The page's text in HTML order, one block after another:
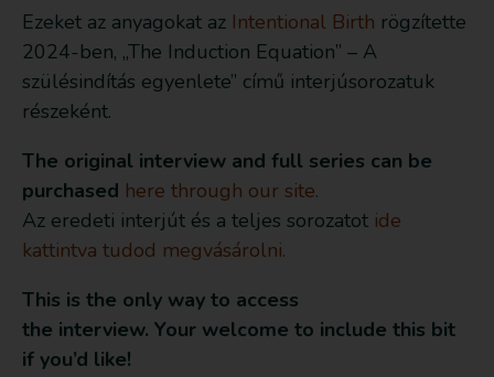
Ezeket az anyagokat az Intentional Birth rögzítette
2024-ben, „The Induction Equation” – A
szülésindítás egyenlete” című interjúsorozatuk
részeként.
The original interview and full series can be
purchased here through our site.
Az eredeti interjút és a teljes sorozatot ide
kattintva tudod megvásárolni.
This is the only way to access
the interview. Your welcome to include this bit
if you’d like!